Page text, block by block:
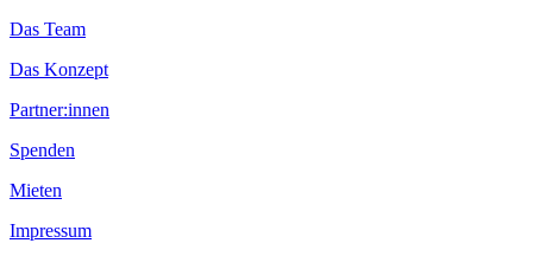
Das Team
Das Konzept
Partner:innen
Spenden
Mieten
Impressum